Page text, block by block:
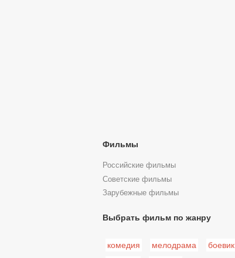
Фильмы
Российские фильмы
Советские фильмы
Зарубежные фильмы
Выбрать фильм по жанру
комедия мелодрама боевик